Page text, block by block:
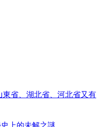
省、湖北省、河北省又有